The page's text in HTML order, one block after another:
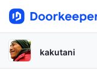
kakutani